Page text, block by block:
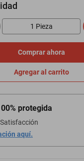
Comprar ahora
Agregar al carrito
protegida
aquí.